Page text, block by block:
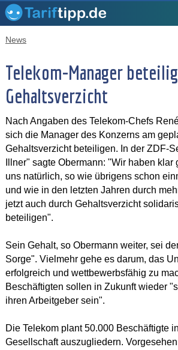
News
Telekom-Manager
Gehaltsverzicht
Nach Angaben des Telekom-Chefs
sich die Manager des Konzerns am
Gehaltsverzicht beteiligen. In der ZDF-
Illner" sagte Obermann: "Wir haben klar
uns natürlich, so wie übrigens schon
und wie in den letzten Jahren durch
jetzt auch durch Gehaltsverzicht
beteiligen".
Sein Gehalt, so Obermann weiter, sei
Sorge". Vielmehr gehe es darum, das
erfolgreich und wettbewerbsfähig zu
Beschäftigten sollen in Zukunft wieder
ihren Arbeitgeber sein".
Die Telekom plant 50.000 Beschäftigte
Gesellschaft auszugliedern.